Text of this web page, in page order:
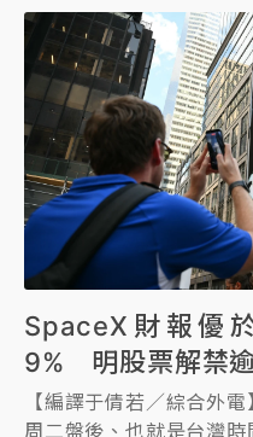
SpaceX財報優
9% 明股票解禁
【編譯于倩若／綜合外
周二盤後、也就是台灣